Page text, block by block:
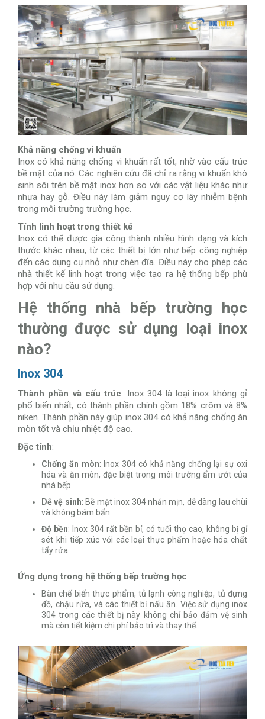
Khả năng chống vi khuẩn
Inox có khả năng chống vi khuẩn rất tốt, nhờ vào cấu trúc
bề mặt của nó. Các nghiên cứu đã chỉ ra rằng vi khuẩn khó
sinh sôi trên bề mặt inox hơn so với các vật liệu khác như
nhựa hay gỗ. Điều này làm giảm nguy cơ lây nhiễm bệnh
trong môi trường trường học.
Tính linh hoạt trong thiết kế
Inox có thể được gia công thành nhiều hình dạng và kích
thước khác nhau, từ các thiết bị lớn như bếp công nghiệp
đến các dụng cụ nhỏ như chén đĩa. Điều này cho phép các
nhà thiết kế linh hoạt trong việc tạo ra hệ thống bếp phù
hợp với nhu cầu sử dụng.
Hệ thống nhà bếp trường học
thường được sử dụng loại inox
nào?
Inox 304
Thành phần và cấu trúc: Inox 304 là loại inox không gỉ
phổ biến nhất, có thành phần chính gồm 18% crôm và 8%
niken. Thành phần này giúp inox 304 có khả năng chống ăn
mòn tốt và chịu nhiệt độ cao.
Đặc tính:
Chống ăn mòn: Inox 304 có khả năng chống lại sự oxi
hóa và ăn mòn, đặc biệt trong môi trường ẩm ướt của
nhà bếp.
Dễ vệ sinh: Bề mặt inox 304 nhẵn mịn, dễ dàng lau chùi
và không bám bẩn.
Độ bền: Inox 304 rất bền bỉ, có tuổi thọ cao, không bị gỉ
sét khi tiếp xúc với các loại thực phẩm hoặc hóa chất
tẩy rửa.
Ứng dụng trong hệ thống bếp trường học:
Bàn chế biến thực phẩm, tủ lạnh công nghiệp, tủ đựng
đồ, chậu rửa, và các thiết bị nấu ăn. Việc sử dụng inox
304 trong các thiết bị này không chỉ bảo đảm vệ sinh
mà còn tiết kiệm chi phí bảo trì và thay thế.